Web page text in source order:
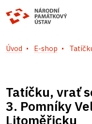
Úvod E-shop
Tatíčku, vrať
3. Pomníky
Litoměřicku